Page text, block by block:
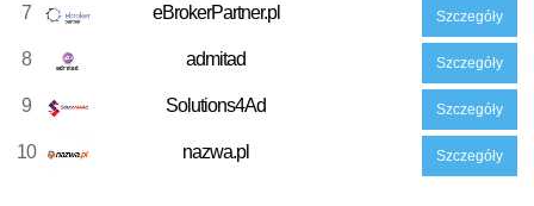
7 eBrokerPartner.pl Szczegóły
8 admitad Szczegóły
9 Solutions4Ad Szczegóły
10 nazwa.pl Szczegóły